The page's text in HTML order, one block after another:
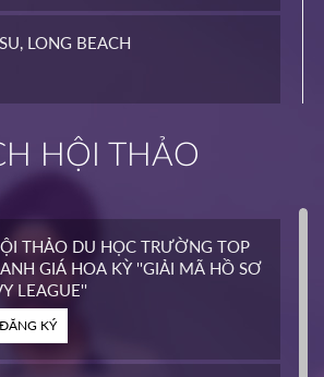
LONG BEACH
ĐĂNG KÝ
STATE UNIVERSITY,
HỘI THẢO
THẢO DU HỌC TRƯỜNG TOP
GIÁ HOA KỲ ''GIẢI MÃ HỒ SƠ
LEAGUE''
ĐĂNG KÝ